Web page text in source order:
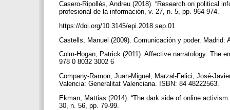
Casero-Ripollés, Andreu (2018). “Research on political
profesional de la información, v. 27, n. 5, pp. 964-974.
https://doi.org/10.3145/epi.2018.sep.01
Castells, Manuel (2009). Comunicación y poder.
Colm-Hogan, Patrick (2011). Affective narratology: The
978 0 8032 3002 6
Company-Ramon, Juan-Miguel; Marzal-Felici, José-
Valencia: Generalitat Valenciana. ISBN: 84 48222563.
Ekman, Mattias (2014). “The dark side of online
30, n. 56, pp. 79-99.